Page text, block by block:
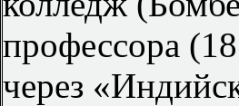
профессора
через